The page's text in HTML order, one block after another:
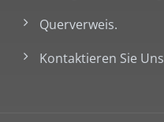
Querverweis.
Kontaktieren Sie Uns